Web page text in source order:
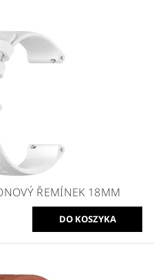
ŘEMÍNEK 18MM